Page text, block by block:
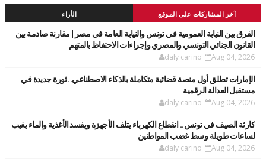
آخر المشاركات على الموقع الأراء
الفرق بين النيابة العمومية في تونس والنيابة العامة في مصر | مقارنة صادمة بين
القانون الجنائي التونسي والمصري وإجراءات الاحتفاظ بالمتهم
daly carino Aug 04, 2026
الإمارات تطلق أول منصة قضائية متكاملة بالذكاء الاصطناعي.. ثورة جديدة في
مستقبل العدالة الرقمية
daly carino Aug 04, 2026
كارثة الصيف في تونس.. انقطاع الكهرباء يتلف الأجهزة ويفسد الأغذية والماء يغيب
لساعات طويلة وسط غضب المواطنين
daly carino Aug 04, 2026